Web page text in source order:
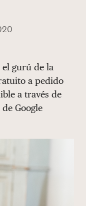
gurú de la
a pedido
a través de
Google